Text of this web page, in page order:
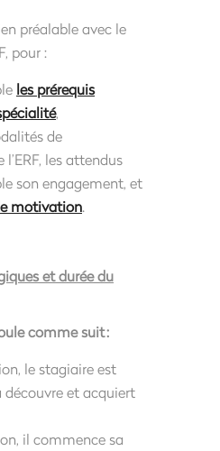
préalable avec le
pour :
les prérequis
,
de
les attendus
son engagement, et
motivation.
et durée du
comme suit :
le stagiaire est
découvre et acquiert
il commence sa